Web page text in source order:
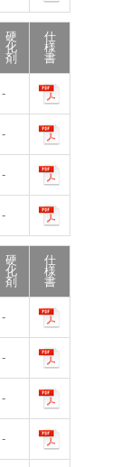
硬
化
剤
仕
様
書
-
-
-
-
硬
化
剤
仕
様
書
-
-
-
-